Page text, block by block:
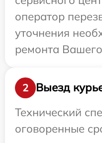
оператор
уточнения
ремонта
2
Выезд
Технический
оговоренные